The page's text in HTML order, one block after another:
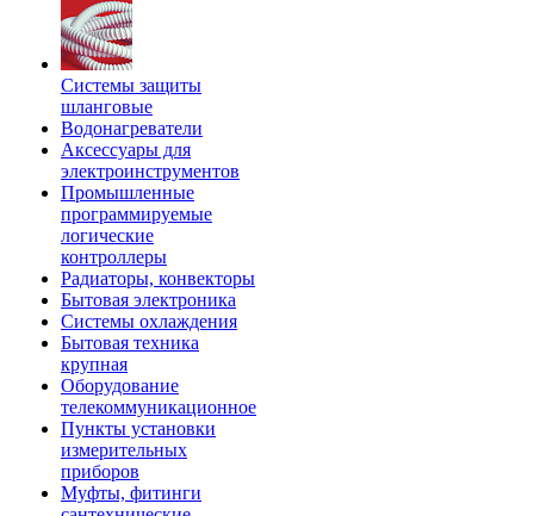
Системы защиты
шланговые
Водонагреватели
Аксессуары для
электроинструментов
Промышленные
программируемые
логические
контроллеры
Радиаторы, конвекторы
Бытовая электроника
Системы охлаждения
Бытовая техника
крупная
Оборудование
телекоммуникационное
Пункты установки
измерительных
приборов
Муфты, фитинги